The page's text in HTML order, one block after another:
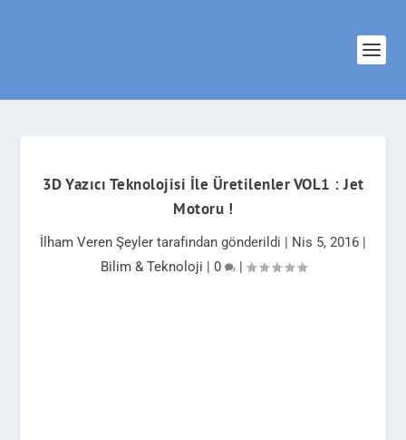
3D Yazıcı Teknolojisi İle Üretilenler VOL1 : Jet
Motoru !
İlham Veren Şeyler tarafından gönderildi | Nis 5, 2016 |
Bilim & Teknoloji | 0 |